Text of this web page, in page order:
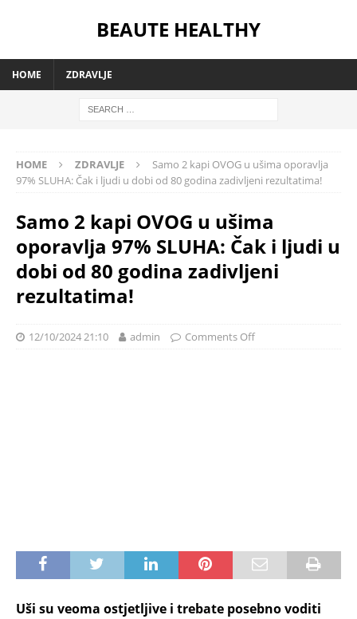
BEAUTE HEALTHY
HOME ZDRAVLJE
HOME ZDRAVLJE
Samo 2 kapi OVOG u ušima oporavlja
97% SLUHA: Čak i ljudi u dobi od 80 godina zadivljeni rezultatima!
Samo 2 kapi OVOG u ušima
oporavlja 97% SLUHA: Čak i ljudi u
dobi od 80 godina zadivljeni
rezultatima!
12/10/2024 21:10 admin Comments Off
Uši su veoma ostjetljive i trebate posebno voditi